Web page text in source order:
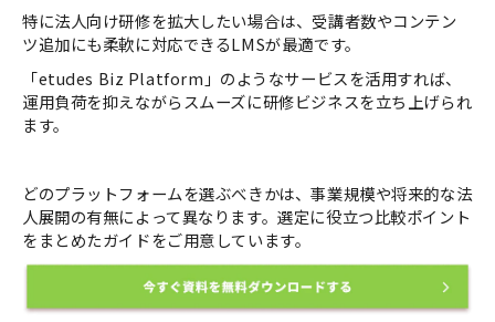
特に法人向け研修を拡大したい場合は、受講者数やコンテン
ツ追加にも柔軟に対応できるLMSが最適です。
「etudes Biz Platform」のようなサービスを活用すれば、
運用負荷を抑えながらスムーズに研修ビジネスを立ち上げられ
ます。
どのプラットフォームを選ぶべきかは、事業規模や将来的な法
人展開の有無によって異なります。選定に役立つ比較ポイント
をまとめたガイドをご用意しています。